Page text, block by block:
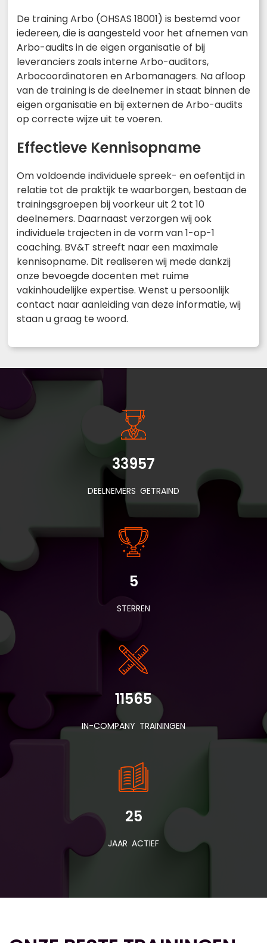
De training Arbo (OHSAS 18001) is bestemd voor
iedereen, die is aangesteld voor het afnemen van
Arbo-audits in de eigen organisatie of bij
leveranciers zoals interne Arbo-auditors,
Arbocoordinatoren en Arbomanagers. Na afloop
van de training is de deelnemer in staat binnen de
eigen organisatie en bij externen de Arbo-audits
op correcte wijze uit te voeren.
Effectieve Kennisopname
Om voldoende individuele spreek- en oefentijd in
relatie tot de praktijk te waarborgen, bestaan de
trainingsgroepen bij voorkeur uit 2 tot 10
deelnemers. Daarnaast verzorgen wij ook
individuele trajecten in de vorm van 1-op-1
coaching. BV&T streeft naar een maximale
kennisopname. Dit realiseren wij mede dankzij
onze bevoegde docenten met ruime
vakinhoudelijke expertise. Wenst u persoonlijk
contact naar aanleiding van deze informatie, wij
staan u graag te woord.
33957
DEELNEMERS GETRAIND
5
STERREN
11565
IN-COMPANY TRAININGEN
25
JAAR ACTIEF